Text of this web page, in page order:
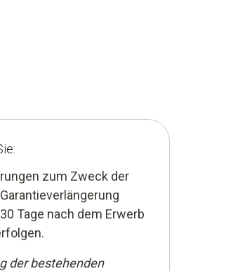
zum Zweck der
Tage nach dem Erwerb
der bestehenden